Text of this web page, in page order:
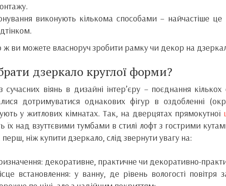
виконують кількома способами – найчастіше
ж ви можете власноруч зробити рамку чи декор на
дзеркало круглої форми?
сучасних віянь в дизайні інтер’єру – поєднання
дотримуватися однакових фігур в оздобленні
у житлових кімнатах. Так, на дверцятах прямокутної
їх над взуттєвими тумбами в стилі лофт з гострими
ніж купити дзеркало, слід звернути увагу на:
декоративне, практичне чи декоративно-
встановлення: у ванну, де рівень вологості